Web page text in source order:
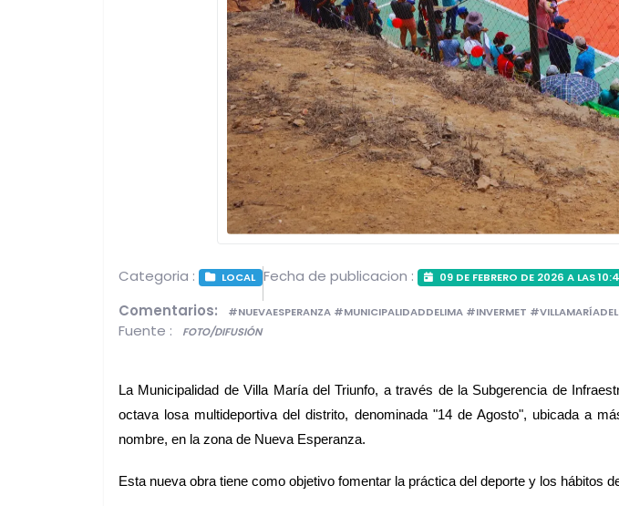
Categoria : LOCAL Fecha de publicacion : 09 DE FEBRERO DE 2026 A LAS
Comentarios:
#NUEVAESPERANZA #MUNICIPALIDADDELIMA #INVERMET
Fuente : FOTO/DIFUSIÓN
La Municipalidad de Villa María del Triunfo, a través de la Subgerencia de
octava losa multideportiva del distrito, denominada "14 de Agosto", ubicada a
nombre, en la zona de Nueva Esperanza.
Esta nueva obra tiene como objetivo fomentar la práctica del deporte y los hábitos